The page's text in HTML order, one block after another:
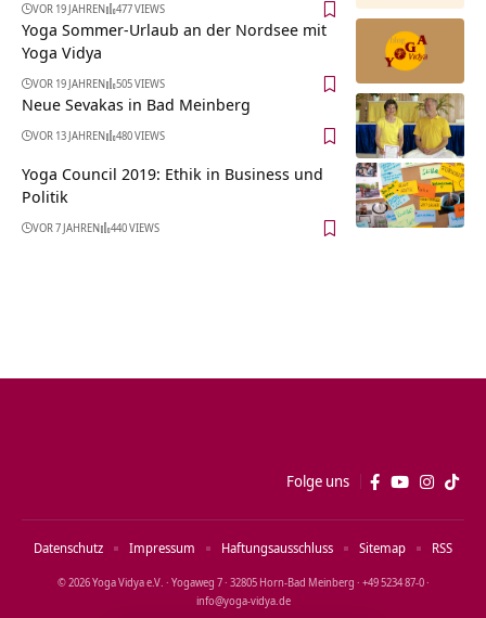
VOR 19 JAHREN 477 VIEWS
Yoga Sommer-Urlaub an der Nordsee mit
Yoga Vidya
VOR 19 JAHREN 505 VIEWS
Neue Sevakas in Bad Meinberg
VOR 13 JAHREN 480 VIEWS
Yoga Council 2019: Ethik in Business und
Politik
VOR 7 JAHREN 440 VIEWS
Folge uns
© 2026 Yoga Vidya e.V. · Yogaweg 7 · 32805 Horn‑Bad Meinberg · +49 5234 87‑0 ·
info@yoga‑vidya.de
Datenschutz Impressum Haftungsausschluss Sitemap RSS